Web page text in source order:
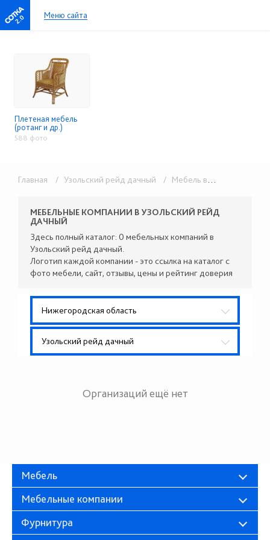
2.0 Меню сайта
Плетеная мебель
(ротанг и др.)
588 фото
Главная / Узольский рейд дачный / Мебель в розницу
МЕБЕЛЬНЫЕ КОМПАНИИ В УЗОЛЬСКИЙ РЕЙД
ДАЧНЫЙ
Здесь полный каталог: 0 мебельных компаний в
Узольский рейд дачный.
Логотип каждой компании - это ссылка на каталог с
фото мебели, сайт, отзывы, цены и рейтинг доверия
Нижегородская область
Узольский рейд дачный
Организаций ещё нет
Мебель
Мебельные компании
Фурнитура